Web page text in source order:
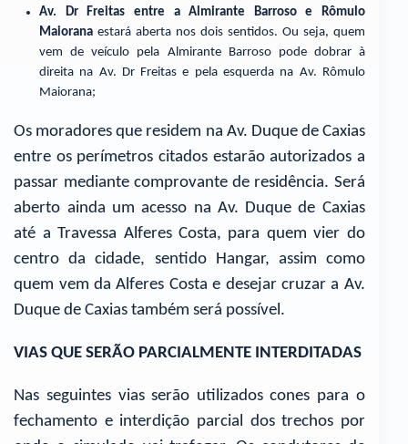
Av. Dr Freitas entre a Almirante Barroso e Rômulo
Maiorana estará aberta nos dois sentidos. Ou seja, quem
vem de veículo pela Almirante Barroso pode dobrar à
direita na Av. Dr Freitas e pela esquerda na Av. Rômulo
Maiorana;
Os moradores que residem na Av. Duque de Caxias
entre os perímetros citados estarão autorizados a
passar mediante comprovante de residência. Será
aberto ainda um acesso na Av. Duque de Caxias
até a Travessa Alferes Costa, para quem vier do
centro da cidade, sentido Hangar, assim como
quem vem da Alferes Costa e desejar cruzar a Av.
Duque de Caxias também será possível.
VIAS QUE SERÃO PARCIALMENTE INTERDITADAS
Nas seguintes vias serão utilizados cones para o
fechamento e interdição parcial dos trechos por